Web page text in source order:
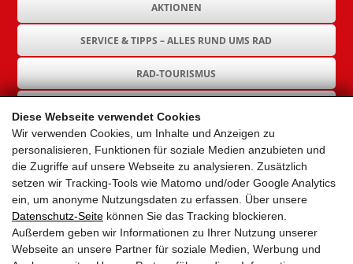
Diese Webseite verwendet Cookies
Wir verwenden Cookies, um Inhalte und Anzeigen zu
personalisieren, Funktionen für soziale Medien anzubieten und
die Zugriffe auf unsere Webseite zu analysieren. Zusätzlich
setzen wir Tracking-Tools wie Matomo und/oder Google Analytics
ein, um anonyme Nutzungsdaten zu erfassen. Über unsere
Datenschutz-Seite können Sie das Tracking blockieren.
Außerdem geben wir Informationen zu Ihrer Nutzung unserer
Webseite an unsere Partner für soziale Medien, Werbung und
AKTIONEN
SERVICE & TIPPS – ALLES RUND UMS RAD
RAD-TOURISMUS
GEMEINDEN
AKTUELLES
PARTNER
LINKS